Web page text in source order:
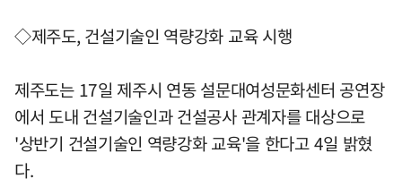
◇제주도, 건설기술인 역량강화 교육 시행
제주도는 17일 제주시 연동 설문대여성문화센터 공연장
에서 도내 건설기술인과 건설공사 관계자를 대상으로
'상반기 건설기술인 역량강화 교육'을 한다고 4일 밝혔
다.